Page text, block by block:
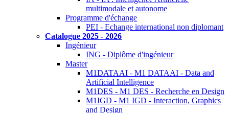
multimodale et autonome
Programme d'échange
PEI - Echange international non diplomant
Catalogue 2025 - 2026
Ingénieur
ING - Diplôme d'ingénieur
Master
M1DATAAI - M1 DATAAI - Data and
Artificial Intelligence
M1DES - M1 DES - Recherche en Design
M1IGD - M1 IGD - Interaction, Graphics
and Design